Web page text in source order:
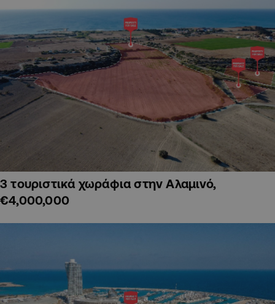
3 τουριστικά χωράφια στην Αλαμινό,
€4,000,000